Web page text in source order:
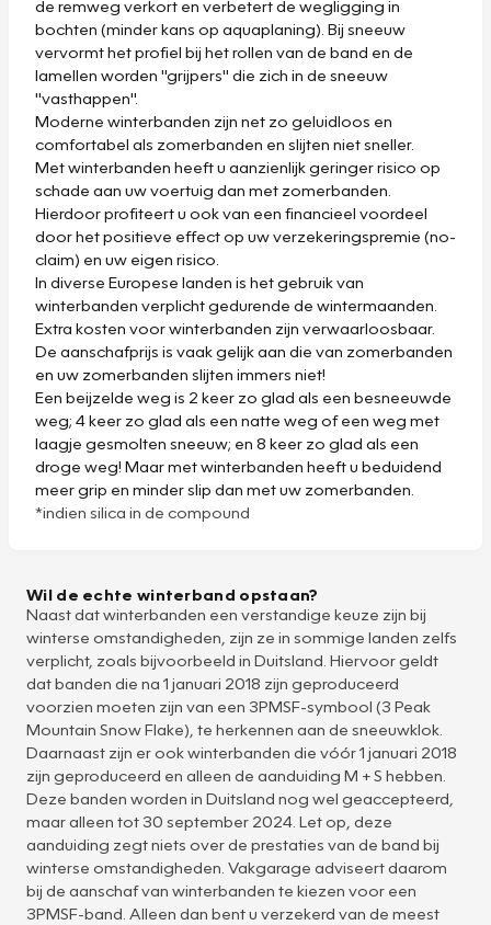
de remweg verkort en verbetert de wegligging in
bochten (minder kans op aquaplaning). Bij sneeuw
vervormt het profiel bij het rollen van de band en de
lamellen worden "grijpers" die zich in de sneeuw
"vasthappen".
Moderne winterbanden zijn net zo geluidloos en
comfortabel als zomerbanden en slijten niet sneller.
Met winterbanden heeft u aanzienlijk geringer risico op
schade aan uw voertuig dan met zomerbanden.
Hierdoor profiteert u ook van een financieel voordeel
door het positieve effect op uw verzekeringspremie (no-
claim) en uw eigen risico.
In diverse Europese landen is het gebruik van
winterbanden verplicht gedurende de wintermaanden.
Extra kosten voor winterbanden zijn verwaarloosbaar.
De aanschafprijs is vaak gelijk aan die van zomerbanden
en uw zomerbanden slijten immers niet!
Een beijzelde weg is 2 keer zo glad als een besneeuwde
weg; 4 keer zo glad als een natte weg of een weg met
laagje gesmolten sneeuw; en 8 keer zo glad als een
droge weg! Maar met winterbanden heeft u beduidend
meer grip en minder slip dan met uw zomerbanden.
*indien silica in de compound
Wil de echte winterband opstaan?
Naast dat winterbanden een verstandige keuze zijn bij
winterse omstandigheden, zijn ze in sommige landen zelfs
verplicht, zoals bijvoorbeeld in Duitsland. Hiervoor geldt
dat banden die na 1 januari 2018 zijn geproduceerd
voorzien moeten zijn van een 3PMSF-symbool (3 Peak
Mountain Snow Flake), te herkennen aan de sneeuwklok.
Daarnaast zijn er ook winterbanden die vóór 1 januari 2018
zijn geproduceerd en alleen de aanduiding M + S hebben.
Deze banden worden in Duitsland nog wel geaccepteerd,
maar alleen tot 30 september 2024. Let op, deze
aanduiding zegt niets over de prestaties van de band bij
winterse omstandigheden. Vakgarage adviseert daarom
bij de aanschaf van winterbanden te kiezen voor een
3PMSF-band. Alleen dan bent u verzekerd van de meest